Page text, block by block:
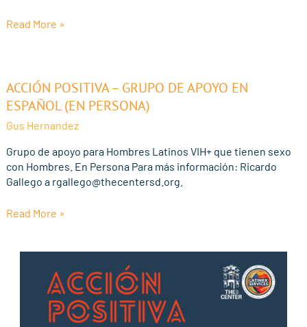
Read More »
ACCIÓN POSITIVA – GRUPO DE APOYO EN
ESPAÑOL (EN PERSONA)
Gus Hernandez
Grupo de apoyo para Hombres Latinos VIH+ que tienen sexo
con Hombres. En Persona Para más información: Ricardo
Gallego a rgallego@thecentersd.org.
Acción
Positiva
Grupo
de
Apoyo
en
Español
Persona)
Read More »